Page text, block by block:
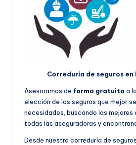
Correduría de seguros
Asesoramos de forma gratuita a
elección de los seguros que mejor
necesidades, buscando las mejores
todas las aseguradoras y
Desde nuestra correduría de